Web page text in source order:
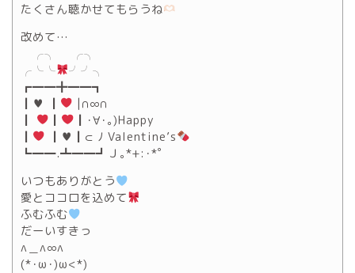
たくさん聴かせてもらうね
改めて…
╭╮ ╭╮
╭╰╰
╯╯╮
┏━━╋━━┓
┃♥ ┃
|∩∞∩
┃
┃
┃･∀･｡)Happy
┃
┃♥┃⊂ ﾉ Valentine’s
┗━━.┻━━┛Ｊ｡*+:･*ﾟ
いつもありがとう
愛とココロを込めて
ふむふむ
だーいすきっ
∧＿∧∞∧
(*･ω･)ω<*)